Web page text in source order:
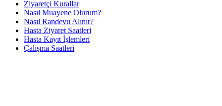
Ziyaretçi Kurallar
Nasıl Muayene Olurum?
Nasıl Randevu Alınır?
Hasta Ziyaret Saatleri
Hasta Kayıt İşlemleri
Çalışma Saatleri